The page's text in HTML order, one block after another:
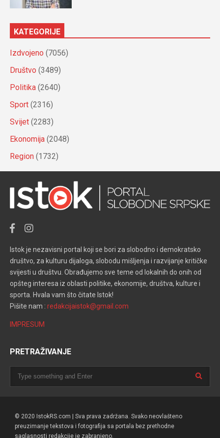
KATEGORIJE
Izdvojeno (7056)
Društvo (3489)
Politika (2640)
Sport (2316)
Svijet (2283)
Ekonomija (2048)
Region (1732)
Istok je nezavisni portal koji se bori za slobodno i demokratsko
društvo, za kulturu dijaloga, slobodu mišljenja i razvijanje kritičke
svijesti u društvu. Obrađujemo sve teme od lokalnih do onih od
opšteg interesa iz oblasti politike, ekonomije, društva, kulture i
sporta. Hvala vam što čitate Istok!
Pišite nam : redakcijaistok@gmail.com
IMPRESUM
PRETRAŽIVANJE
© 2020 IstokRS.com | Sva prava zadržana. Svako neovlašteno
preuzimanje tekstova i fotografija sa portala bez prethodne
saglasnosti redakcije je zabranjeno.